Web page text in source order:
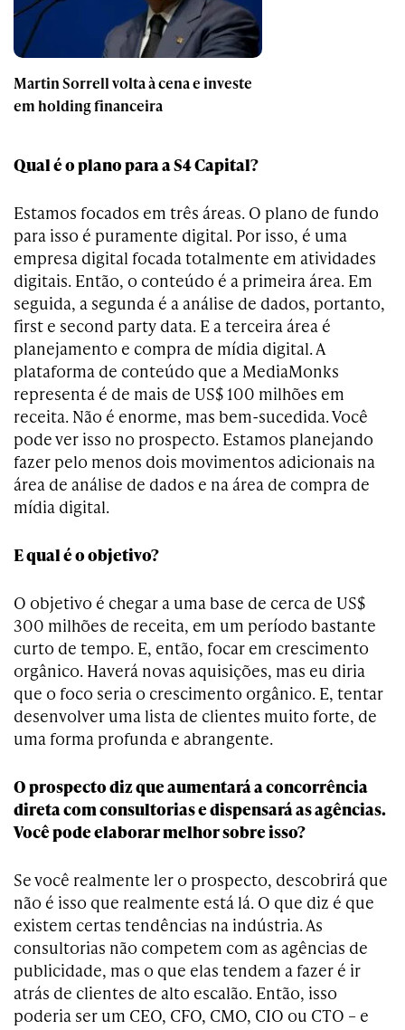
Martin Sorrell volta à cena e investe
em holding financeira
Qual é o plano para a S4 Capital?
Estamos focados em três áreas. O plano de fundo
para isso é puramente digital. Por isso, é uma
empresa digital focada totalmente em atividades
digitais. Então, o conteúdo é a primeira área. Em
seguida, a segunda é a análise de dados, portanto,
first e second party data. E a terceira área é
planejamento e compra de mídia digital. A
plataforma de conteúdo que a MediaMonks
representa é de mais de US$ 100 milhões em
receita. Não é enorme, mas bem-sucedida. Você
pode ver isso no prospecto. Estamos planejando
fazer pelo menos dois movimentos adicionais na
área de análise de dados e na área de compra de
mídia digital.
E qual é o objetivo?
O objetivo é chegar a uma base de cerca de US$
300 milhões de receita, em um período bastante
curto de tempo. E, então, focar em crescimento
orgânico. Haverá novas aquisições, mas eu diria
que o foco seria o crescimento orgânico. E, tentar
desenvolver uma lista de clientes muito forte, de
uma forma profunda e abrangente.
O prospecto diz que aumentará a concorrência
direta com consultorias e dispensará as agências.
Você pode elaborar melhor sobre isso?
Se você realmente ler o prospecto, descobrirá que
não é isso que realmente está lá. O que diz é que
existem certas tendências na indústria. As
consultorias não competem com as agências de
publicidade, mas o que elas tendem a fazer é ir
atrás de clientes de alto escalão. Então, isso
poderia ser um CEO, CFO, CMO, CIO ou CTO – e